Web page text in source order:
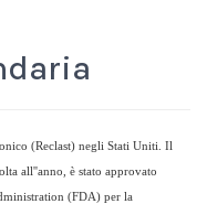
(Reclast) negli Stati Uniti. Il
all''anno, è stato approvato
(FDA) per la